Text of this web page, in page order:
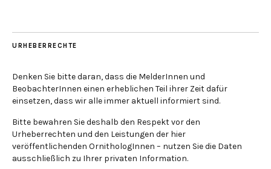
URHEBERRECHTE
Denken Sie bitte daran, dass die MelderInnen und
BeobachterInnen einen erheblichen Teil ihrer Zeit dafür
einsetzen, dass wir alle immer aktuell informiert sind.
Bitte bewahren Sie deshalb den Respekt vor den
Urheberrechten und den Leistungen der hier
veröffentlichenden OrnithologInnen – nutzen Sie die Daten
ausschließlich zu Ihrer privaten Information.